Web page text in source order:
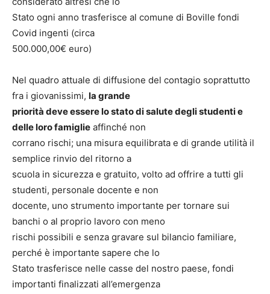
Stato ogni anno trasferisce al comune di Boville fondi
Covid ingenti (circa
500.000,00€ euro)
Nel quadro attuale di diffusione del contagio soprattutto
fra i giovanissimi, la grande
priorità deve essere lo stato di salute degli studenti e
delle loro famiglie affinché non
corrano rischi; una misura equilibrata e di grande utilità il
semplice rinvio del ritorno a
scuola in sicurezza e gratuito, volto ad offrire a tutti gli
studenti, personale docente e non
docente, uno strumento importante per tornare sui
banchi o al proprio lavoro con meno
rischi possibili e senza gravare sul bilancio familiare,
perché è importante sapere che lo
Stato trasferisce nelle casse del nostro paese, fondi
importanti finalizzati all’emergenza